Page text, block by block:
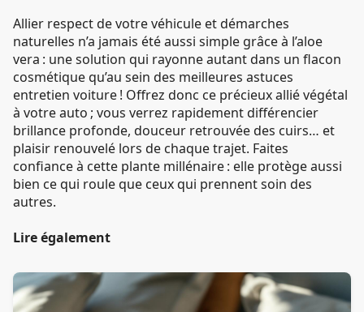
Allier respect de votre véhicule et démarches
naturelles n’a jamais été aussi simple grâce à l’aloe
vera : une solution qui rayonne autant dans un flacon
cosmétique qu’au sein des meilleures astuces
entretien voiture ! Offrez donc ce précieux allié végétal
à votre auto ; vous verrez rapidement différencier
brillance profonde, douceur retrouvée des cuirs… et
plaisir renouvelé lors de chaque trajet. Faites
confiance à cette plante millénaire : elle protège aussi
bien ce qui roule que ceux qui prennent soin des
autres.
Lire également